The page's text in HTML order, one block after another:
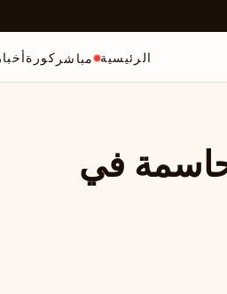
الرئيسية مباشر كورة
في